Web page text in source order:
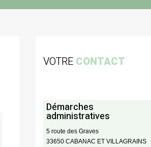
VOTRE CONTACT
Démarches
administratives
5 route des Graves
33650 CABANAC ET VILLAGRAINS